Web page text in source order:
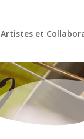
Artistes et